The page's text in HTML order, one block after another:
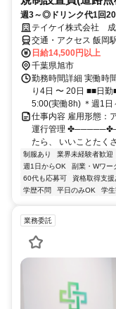
週3～◎ドリンク代1回
テイケイ株式会社
交通・アクセス 飯岡
日給14,500円以上
千葉県旭市
勤務時間詳細 実働時
り4日 〜 20日 ■■日
5:00(実働8h) ＊週1日
仕事内容 雇用形態：
運行管理
たら、 いいことたく
制服あり 業界未経験者歓迎
週1日からOK
副業・Wワー
60代も応募可
資格取得支援
学歴不問
平日のみOK 学
業務委託